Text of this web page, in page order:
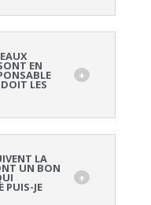
EN
LES
LA
UN BON
PUIS-JE